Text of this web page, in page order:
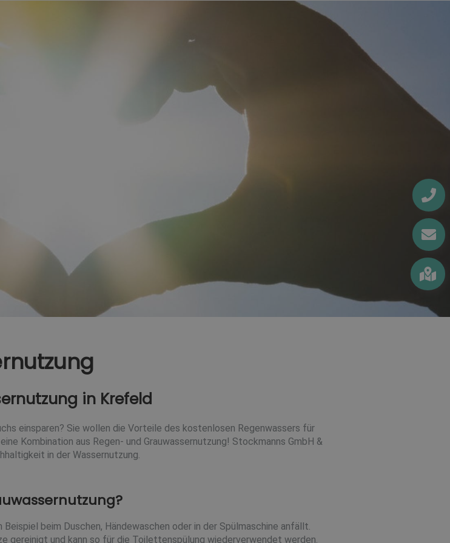
in Krefeld
einsparen? Sie wollen die Vorteile des kostenlosen Regenwassers für
Kombination aus Regen- und Grauwassernutzung! Stockmanns GmbH &
in der Wassernutzung.
beim Duschen, Händewaschen oder in der Spülmaschine anfällt.
gereinigt und kann so für die Toilettenspülung wiederverwendet werden.